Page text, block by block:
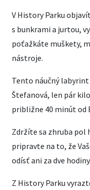
V History Parku
s bunkrami a jurtou,
poťažkáte muškety,
nástroje.
Tento náučný labyrint
Štefanová, len pár
približne 40 minút od
Zdržíte sa zhruba pol
pripravte na to, že
odísť ani za dve hodiny.
Z History Parku